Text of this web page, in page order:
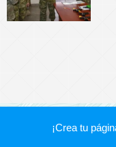
¡Crea tu